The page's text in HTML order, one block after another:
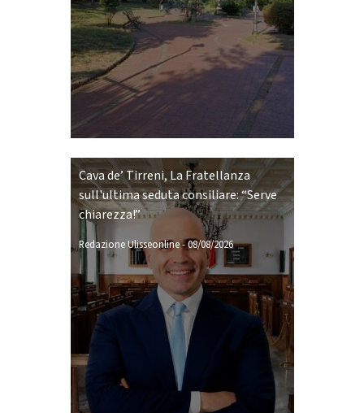
Cava de’ Tirreni, La Fratellanza
sull'ultima seduta consiliare: “Serve
chiarezza!”
Redazione Ulisseonline-08/08/2026